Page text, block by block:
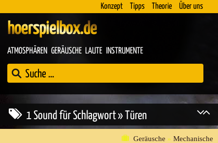
Konzept Tipps Theorie Über uns
hoerspielbox.de
ATMOSPHÄREN GERÄUSCHE LAUTE INSTRUMENTE
1 Sound für Schlagwort » Türen
Geräusche » Mechanische